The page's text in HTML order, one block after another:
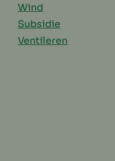
Wind
Subsidie
Ventileren